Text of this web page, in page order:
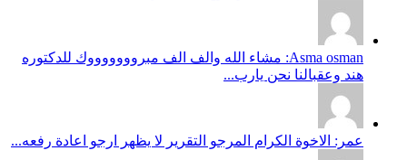
Asma osman: مشاء الله والف الف مبروووووووك للدكتوره
هند وعقبالنا نحن يارب...
عمر: الاخوة الكرام المرجو التقرير لا يظهر ارجو اعادة رفعه...